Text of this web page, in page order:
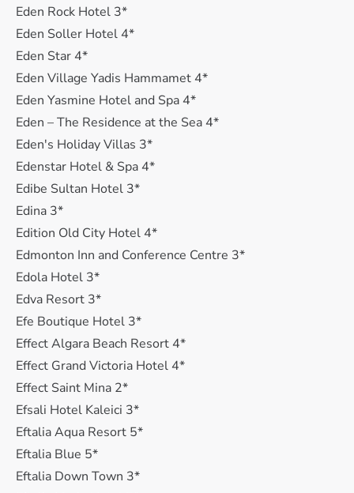
Eden Rock Hotel 3*
Eden Soller Hotel 4*
Eden Star 4*
Eden Village Yadis Hammamet 4*
Eden Yasmine Hotel and Spa 4*
Eden – The Residence at the Sea 4*
Eden's Holiday Villas 3*
Edenstar Hotel & Spa 4*
Edibe Sultan Hotel 3*
Edina 3*
Edition Old City Hotel 4*
Edmonton Inn and Conference Centre 3*
Edola Hotel 3*
Edva Resort 3*
Efe Boutique Hotel 3*
Effect Algara Beach Resort 4*
Effect Grand Victoria Hotel 4*
Effect Saint Mina 2*
Efsali Hotel Kaleici 3*
Eftalia Aqua Resort 5*
Eftalia Blue 5*
Eftalia Down Town 3*